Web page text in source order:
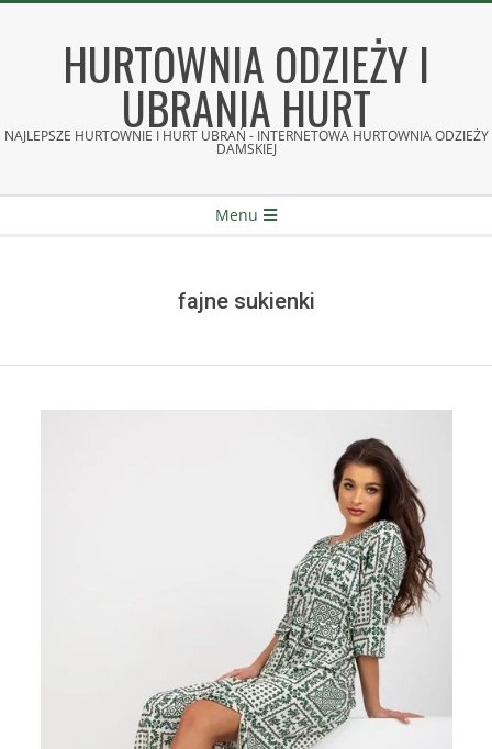
HURTOWNIA ODZIEŻY I
UBRANIA HURT
NAJLEPSZE HURTOWNIE I HURT UBRAŃ - INTERNETOWA HURTOWNIA ODZIEŻY
DAMSKIEJ
Menu
fajne sukienki